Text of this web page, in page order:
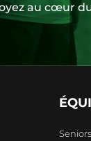
au cœur
Seniors